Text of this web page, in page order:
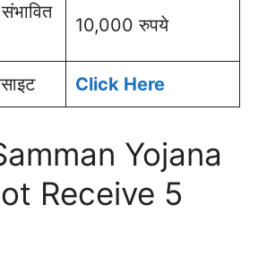
10,000 रुपये
Click Here
Yojana
Receive 5